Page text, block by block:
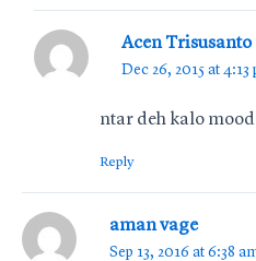
Acen Trisusanto
Dec 26, 2015 at 4:13
ntar deh kalo
Reply
aman vage
Sep 13, 2016 at 6:38